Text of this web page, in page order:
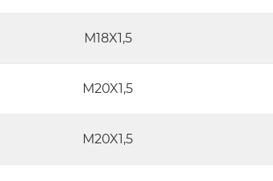
M18X1,5
M20X1,5
M20X1,5